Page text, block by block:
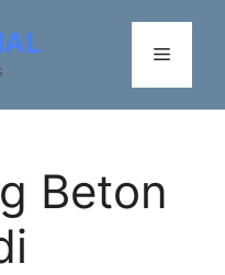
Beton